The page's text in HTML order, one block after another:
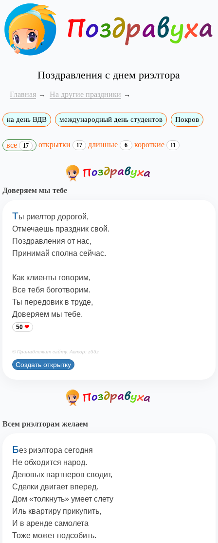
Поздравления с днем риэлтора
Главная На другие праздники
на день ВДВ международный день студентов Покров
все 17 открытки 17 длинные 6 короткие 11
Доверяем мы тебе
Ты риелтор дорогой,
Отмечаешь праздник свой.
Поздравления от нас,
Принимай сполна сейчас.
Как клиенты говорим,
Все тебя боготворим.
Ты передовик в труде,
Доверяем мы тебе.
50
© Принадлежит сайту. Автор: z55z
Создать открытку
Всем риэлторам желаем
Без риэлтора сегодня
Не обходится народ.
Деловых партнеров сводит,
Сделки двигает вперед.
Дом «толкнуть» умеет слету
Иль квартиру прикупить,
И в аренде самолета
Тоже может подсобить.